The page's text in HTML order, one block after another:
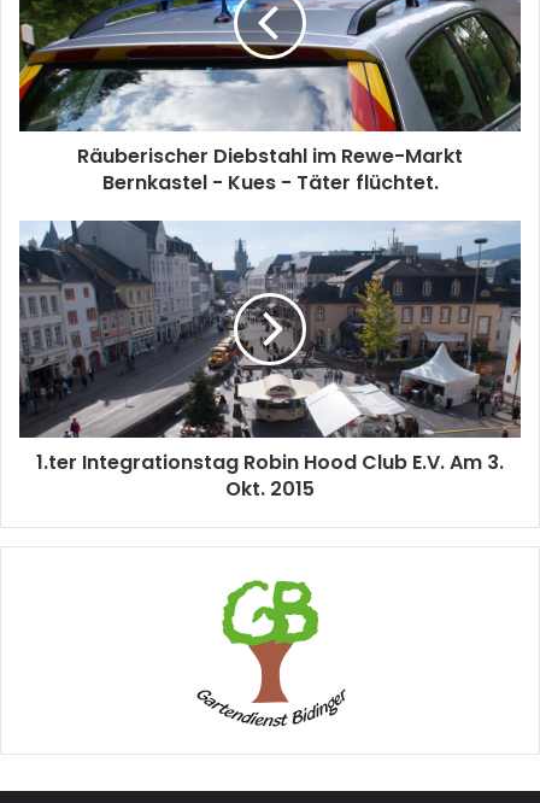
Räuberischer Diebstahl im Rewe-Markt
Bernkastel - Kues - Täter flüchtet.
1.ter Integrationstag Robin Hood Club E.V. Am 3.
Okt. 2015